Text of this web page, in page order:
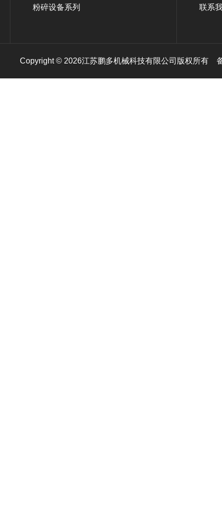
粉碎设备系列 联系
Copyright © 2026江苏鹏多机械科技有限公司版权所有